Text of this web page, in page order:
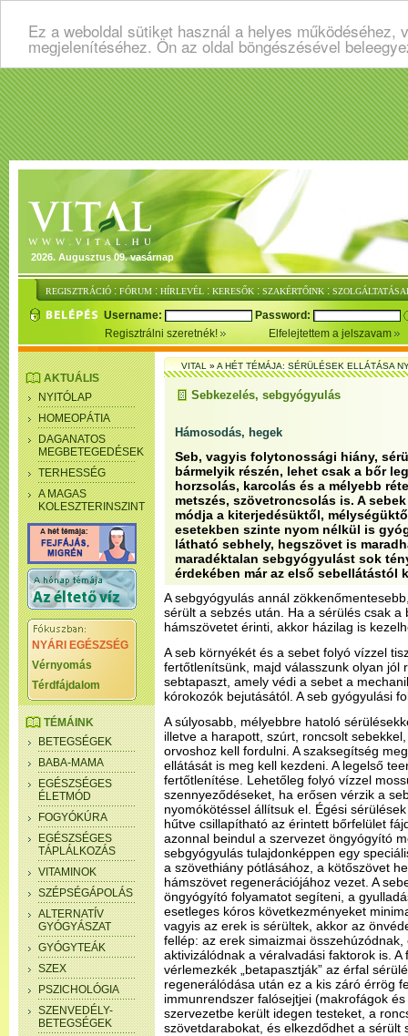
Ez a weboldal sütiket használ a helyes
megjelenítéséhez. Ön az oldal böngészésével
2026. Augusztus 09. vasárnap
REGISZTRÁCIÓ : FÓRUM : HÍRLEVÉL : KERESŐK : SZAKÉRTŐINK :
Username:
Password:
Regisztrálni szeretnék!
Elfelejtettem a jelszavam
AKTUÁLIS
NYITÓLAP
HOMEOPÁTIA
DAGANATOS
MEGBETEGEDÉSEK
TERHESSÉG
A MAGAS
KOLESZTERINSZINT
NYÁRI EGÉSZSÉG
Vérnyomás
Térdfájdalom
TÉMÁINK
BETEGSÉGEK
BABA-MAMA
EGÉSZSÉGES
ÉLETMÓD
FOGYÓKÚRA
EGÉSZSÉGES
TÁPLÁLKOZÁS
VITAMINOK
SZÉPSÉGÁPOLÁS
ALTERNATÍV
GYÓGYÁSZAT
GYÓGYTEÁK
SZEX
PSZICHOLÓGIA
SZENVEDÉLY-
BETEGSÉGEK
VITAL»A HÉT TÉMÁJA: SÉRÜLÉSEK ELLÁTÁSA
Sebkezelés, sebgyógyulás
Hámosodás, hegek
Seb, vagyis folytonossági hiány,
bármelyik részén, lehet csak a bőr
horzsolás, karcolás és a mélyebb
metszés, szövetroncsolás is. A
módja a kiterjedésüktől,
esetekben szinte nyom nélkül is
látható sebhely, hegszövet is
maradéktalan sebgyógyulást sok
érdekében már az első sebellátástól
A sebgyógyulás annál
sérült a sebzés után. Ha a sérülés csak a
hámszövetet érinti, akkor házilag is
A seb környékét és a sebet folyó vízzel
fertőtlenítsünk, majd válasszunk olyan jól
sebtapaszt, amely védi a sebet a
kórokozók bejutásától. A seb gyógyulási
A súlyosabb, mélyebbre hatoló
illetve a harapott, szúrt, roncsolt
orvoshoz kell fordulni. A szaksegítség
ellátását is meg kell kezdeni. A legelső
fertőtlenítése. Lehetőleg folyó vízzel
szennyeződéseket, ha erősen vérzik a
nyomókötéssel állítsuk el. Égési
hűtve csillapítható az érintett bőrfelület
azonnal beindul a szervezet öngyógyító
sebgyógyulás tulajdonképpen egy
a szövethiány pótlásához, a kötőszövet
hámszövet regenerációjához vezet. A
öngyógyító folyamatot segíteni, a
esetleges kóros következményeket
vagyis az erek is sérültek, akkor az
fellép: az erek simaizmai
aktivizálódnak a véralvadási faktorok is.
vérlemezkék „betapasztják” az érfal
regenerálódása után ez a kis záró érrög
immunrendszer falósejtjei (makrofágok
szervezetbe került idegen testeket, a
szövetdarabokat, és elkezdődhet a sérült